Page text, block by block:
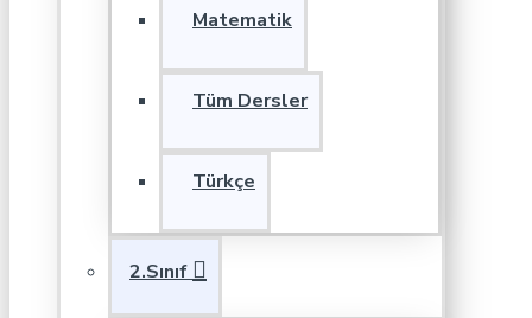
Matematik
Tüm Dersler
Türkçe
2.Sınıf